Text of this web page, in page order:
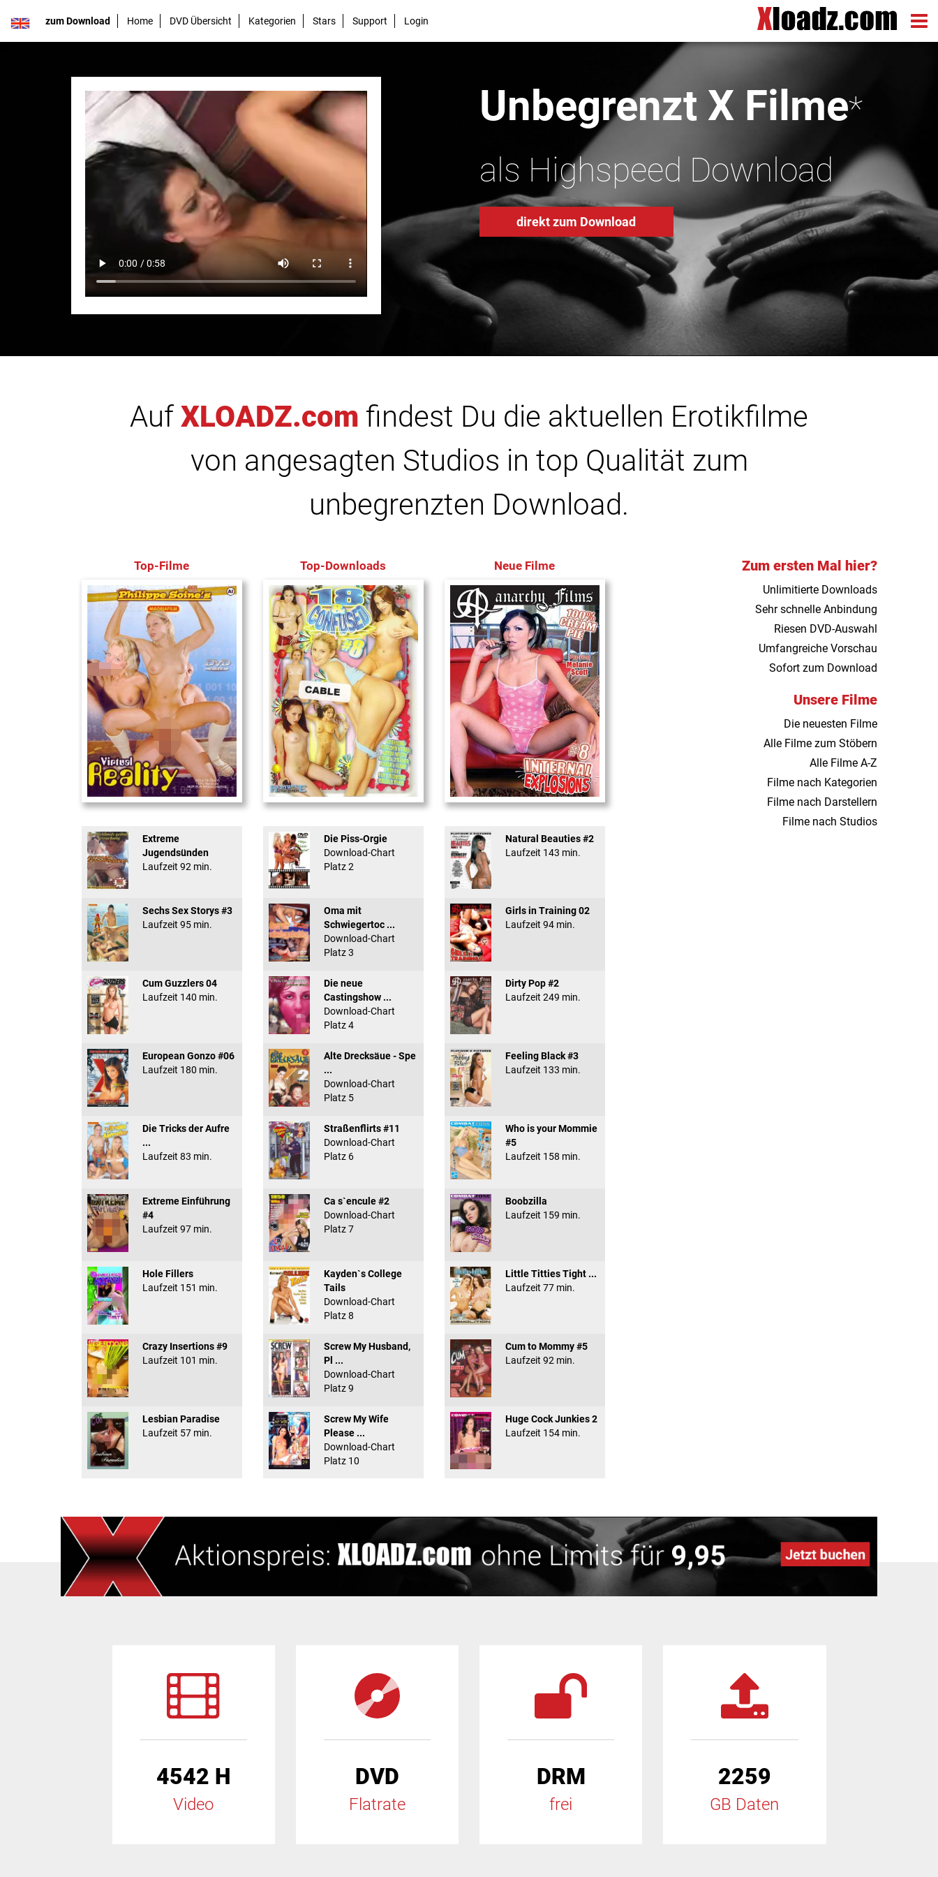
zum Download Home DVD Übersicht Kategorien Stars Support Login
Unbegrenzt X Filme*
als Highspeed Download
direkt zum Download
Auf XLOADZ.com findest Du die aktuellen Erotikfilme
von angesagten Studios in top Qualität zum
unbegrenzten Download.
Top-Filme
Virtual Reality
Extreme
Jugendsünden
Laufzeit 92 min.
Sechs Sex Storys #3
Laufzeit 95 min.
Cum Guzzlers 04
Laufzeit 140 min.
European Gonzo #06
Laufzeit 180 min.
Die Tricks der Aufre
...
Laufzeit 83 min.
Extreme Einführung
#4
Laufzeit 97 min.
Hole Fillers
Laufzeit 151 min.
Crazy Insertions #9
Laufzeit 101 min.
Lesbian Paradise
Laufzeit 57 min.
Top-Downloads
18 And Confused #8 - ...
Die Piss-Orgie
Download-Chart
Platz 2
Oma mit
Schwiegertoc ...
Download-Chart
Platz 3
Die neue
Castingshow ...
Download-Chart
Platz 4
Alte Drecksäue - Spe
...
Download-Chart
Platz 5
Straßenflirts #11
Download-Chart
Platz 6
Ca s`encule #2
Download-Chart
Platz 7
Kayden`s College
Tails
Download-Chart
Platz 8
Screw My Husband,
Pl ...
Download-Chart
Platz 9
Screw My Wife
Please ...
Download-Chart
Platz 10
Neue Filme
Internal Explosionen
Natural Beauties #2
Laufzeit 143 min.
Girls in Training 02
Laufzeit 94 min.
Dirty Pop #2
Laufzeit 249 min.
Feeling Black #3
Laufzeit 133 min.
Who is your Mommie
#5
Laufzeit 158 min.
Boobzilla
Laufzeit 159 min.
Little Titties Tight ...
Laufzeit 77 min.
Cum to Mommy #5
Laufzeit 92 min.
Huge Cock Junkies 2
Laufzeit 154 min.
Zum ersten Mal hier?
Unlimitierte Downloads
Sehr schnelle Anbindung
Riesen DVD-Auswahl
Umfangreiche Vorschau
Sofort zum Download
Unsere Filme
Die neuesten Filme
Alle Filme zum Stöbern
Alle Filme A-Z
Filme nach Kategorien
Filme nach Darstellern
Filme nach Studios
4542 H
Video
DVD
Flatrate
DRM
frei
2259
GB Daten